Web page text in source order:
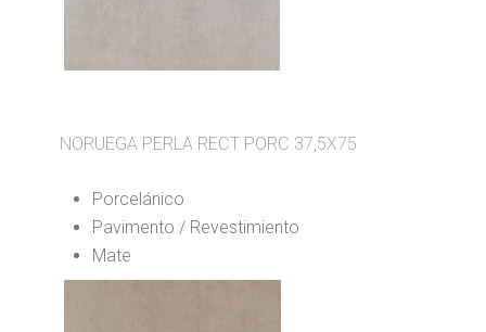
NORUEGA PERLA RECT PORC 37,5X75
Porcelánico
Pavimento / Revestimiento
Mate